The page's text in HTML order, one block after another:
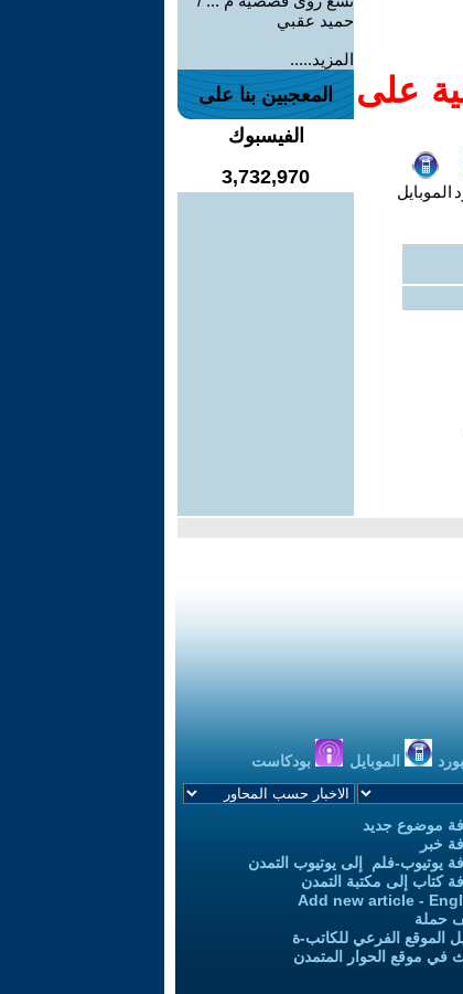
على
الموبايل
حميد عقبي
المزيد.....
المعجبين بنا على
الفيسبوك
3,732,970
الموبايل بودكاست
موضوع جديد
خبر
يوتيوب-فلم إلى يوتيوب التمدن
كتاب إلى مكتبة التمدن
Add new article -
حملة
الموقع الفرعي للكاتب-ة
في موقع الحوار المتمدن